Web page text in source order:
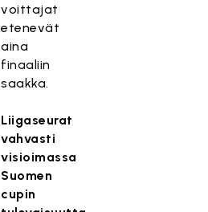
voittajat
etenevät
aina
finaaliin
saakka.
Liigaseurat
vahvasti
visioimassa
Suomen
cupin